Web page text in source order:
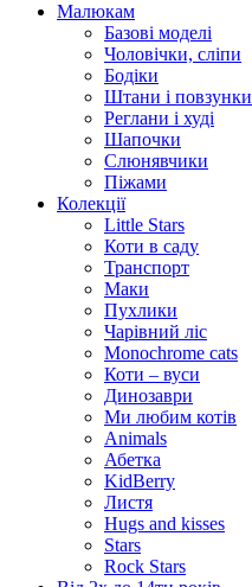
Малюкам
Базові моделі
Чоловічки, сліпи
Бодіки
Штани і повзунки
Реглани і худі
Шапочки
Слюнявчики
Піжами
Колекції
Little Stars
Коти в саду
Транспорт
Маки
Пухлики
Чарівний ліс
Monochrome cats
Коти – вуси
Динозаври
Ми любим котів
Animals
Абетка
KidBerry
Листя
Hugs and kisses
Stars
Rock Stars